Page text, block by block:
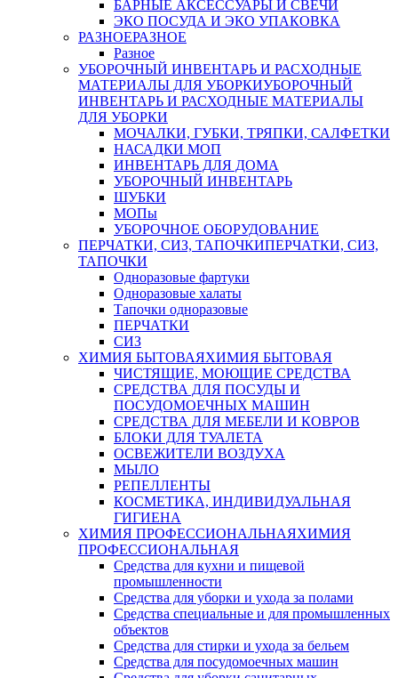
БАРНЫЕ АКСЕССУАРЫ И СВЕЧИ
ЭКО ПОСУДА И ЭКО УПАКОВКА
РАЗНОЕРАЗНОЕ
Разное
УБОРОЧНЫЙ ИНВЕНТАРЬ И РАСХОДНЫЕ
МАТЕРИАЛЫ ДЛЯ УБОРКИУБОРОЧНЫЙ
ИНВЕНТАРЬ И РАСХОДНЫЕ МАТЕРИАЛЫ
ДЛЯ УБОРКИ
МОЧАЛКИ, ГУБКИ, ТРЯПКИ, САЛФЕТКИ
НАСАДКИ МОП
ИНВЕНТАРЬ ДЛЯ ДОМА
УБОРОЧНЫЙ ИНВЕНТАРЬ
ШУБКИ
МОПы
УБОРОЧНОЕ ОБОРУДОВАНИЕ
ПЕРЧАТКИ, СИЗ, ТАПОЧКИПЕРЧАТКИ, СИЗ,
ТАПОЧКИ
Одноразовые фартуки
Одноразовые халаты
Тапочки одноразовые
ПЕРЧАТКИ
СИЗ
ХИМИЯ БЫТОВАЯХИМИЯ БЫТОВАЯ
ЧИСТЯЩИЕ, МОЮЩИЕ СРЕДСТВА
СРЕДСТВА ДЛЯ ПОСУДЫ И
ПОСУДОМОЕЧНЫХ МАШИН
СРЕДСТВА ДЛЯ МЕБЕЛИ И КОВРОВ
БЛОКИ ДЛЯ ТУАЛЕТА
ОСВЕЖИТЕЛИ ВОЗДУХА
МЫЛО
РЕПЕЛЛЕНТЫ
КОСМЕТИКА, ИНДИВИДУАЛЬНАЯ
ГИГИЕНА
ХИМИЯ ПРОФЕССИОНАЛЬНАЯХИМИЯ
ПРОФЕССИОНАЛЬНАЯ
Средства для кухни и пищевой
промышленности
Средства для уборки и ухода за полами
Средства специальные и для промышленных
объектов
Средства для стирки и ухода за бельем
Средства для посудомоечных машин